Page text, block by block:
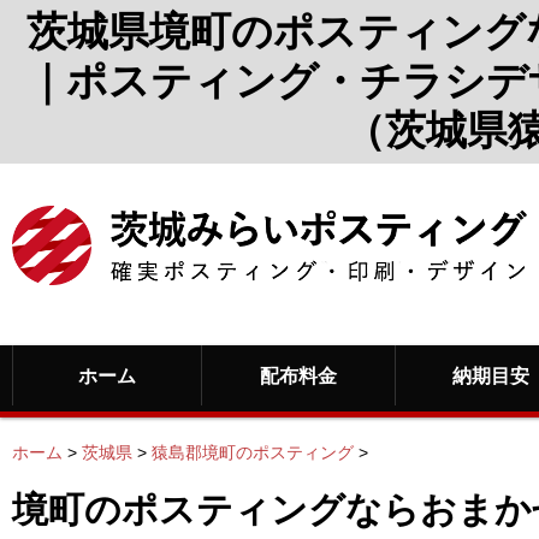
茨城県境町のポスティン
｜ポスティング・チラシ
（茨城県
ホーム 配布料金 納期目安
ホーム > 茨城県 > 猿島郡境町のポスティング >
境町のポスティングならおま